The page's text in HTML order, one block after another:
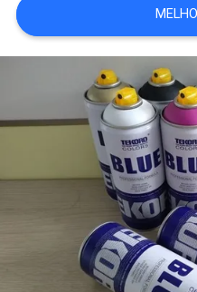
MAPA
DO
POLÍTICA
DE
PRIVACIDADE